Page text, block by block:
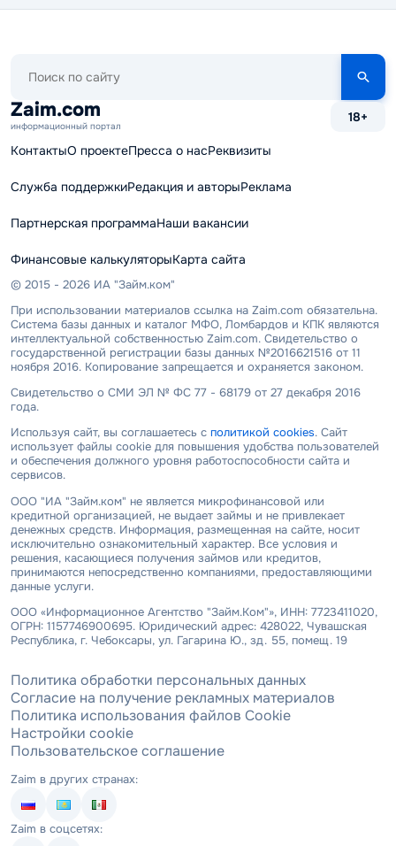
сайту
Zaim.com
информационный портал
18+
КонтактыО проектеПресса о насРеквизиты
Служба поддержкиРедакция и авторыРеклама
Партнерская программаНаши вакансии
Финансовые калькуляторыКарта сайта
© 2015 - 2026 ИА "Займ.ком"
При использовании материалов ссылка на Zaim.com обязательна.
Система базы данных и каталог МФО, Ломбардов и КПК являются
интеллектуальной собственностью Zaim.com. Свидетельство о
государственной регистрации базы данных №2016621516 от 11
ноября 2016. Копирование запрещается и охраняется законом.
Свидетельство о СМИ ЭЛ № ФС 77 - 68179 от 27 декабря 2016
года.
Используя сайт, вы соглашаетесь с политикой cookies. Сайт
использует файлы cookie для повышения удобства пользователей
и обеспечения должного уровня работоспособности сайта и
сервисов.
ООО "ИА "Займ.ком" не является микрофинансовой или
кредитной организацией, не выдает займы и не привлекает
денежных средств. Информация, размещенная на сайте, носит
исключительно ознакомительный характер. Все условия и
решения, касающиеся получения займов или кредитов,
принимаются непосредственно компаниями, предоставляющими
данные услуги.
ООО «Информационное Агентство "Займ.Ком"», ИНН: 7723411020,
ОГРН: 1157746900695. Юридический адрес: 428022, Чувашская
Республика, г. Чебоксары, ул. Гагарина Ю., зд. 55, помещ. 19
Политика обработки персональных данных
Согласие на получение рекламных материалов
Политика использования файлов Cookie
Настройки cookie
Пользовательское соглашение
Zaim в других странах:
Zaim в соцсетях: